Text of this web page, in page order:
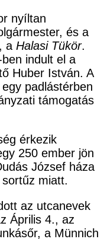
nyíltan
és a
a Halasi Tükör.
indult el a
Huber István. A
padlástérben
támogatás
érkezik
250 ember jön
József háza
miatt.
az utcanevek
Április 4., az
a Münnich